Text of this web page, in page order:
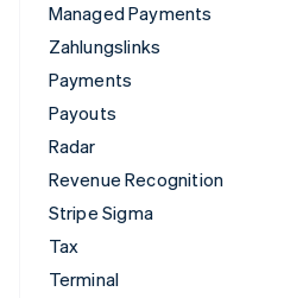
Managed Payments
Zahlungslinks
Payments
Payouts
Radar
Revenue Recognition
Stripe Sigma
Tax
Terminal